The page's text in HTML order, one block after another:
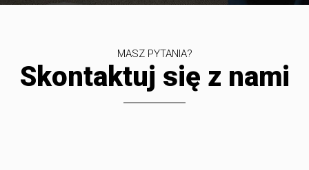
MASZ PYTANIA?
Skontaktuj się z nami